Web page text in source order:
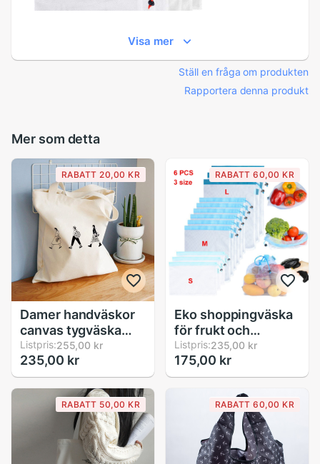
Visa mer
Ställ en fråga om produkten
Rapportera denna produkt
Mer som detta
RABATT 20,00 KR
Damer handväskor
canvas tygväska
bomullstyg axel
shopper väskor för
kvinnor eco vikbara
återanvändbara
shoppingkassar
livsmedelsbutiker
Listpris:255,00 kr
235,00 kr
RABATT 60,00 KR
Eko shoppingväska
för frukt och
grönsaker
fashionabel vikbar
tygpåse i nät
återanvändbara
shoppingväskor
med dragsko i
polyester
Listpris:235,00 kr
175,00 kr
RABATT 50,00 KR RABATT 60,00 KR